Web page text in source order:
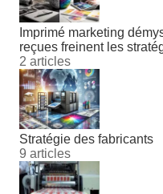
Imprimé marketing
reçues freinent les
2 articles
Stratégie des fabricants
9 articles